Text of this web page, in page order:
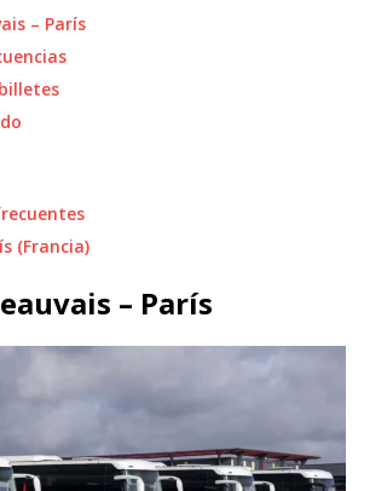
– París
(Francia)
– París